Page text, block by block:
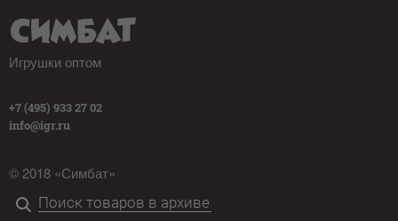
Игрушки оптом
+7 (495) 933 27 02
info@igr.ru
© 2018 «Симбат»